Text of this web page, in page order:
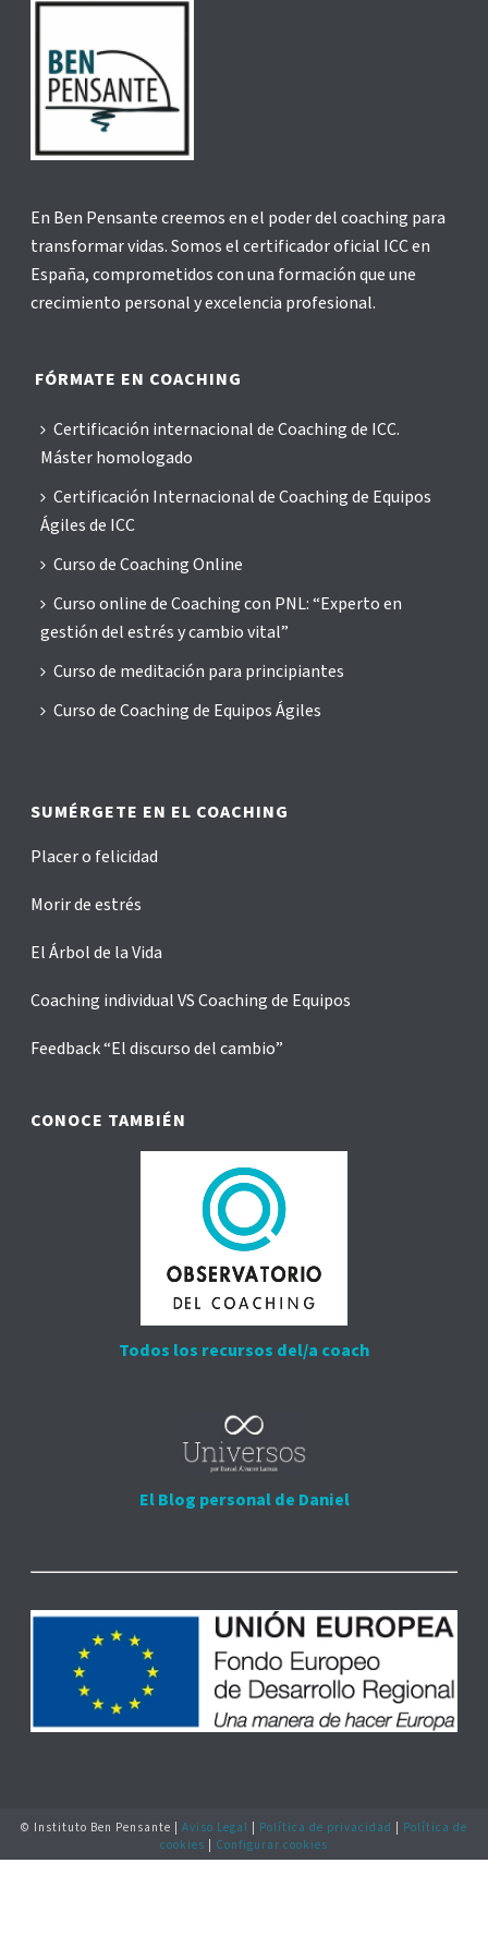
En Ben Pensante creemos en el poder del coaching para
transformar vidas. Somos el certificador oficial ICC en
España, comprometidos con una formación que une
crecimiento personal y excelencia profesional.
FÓRMATE EN COACHING
Certificación internacional de Coaching de ICC.
Máster homologado
Certificación Internacional de Coaching de Equipos
Ágiles de ICC
Curso de Coaching Online
Curso online de Coaching con PNL: “Experto en
gestión del estrés y cambio vital”
Curso de meditación para principiantes
Curso de Coaching de Equipos Ágiles
SUMÉRGETE EN EL COACHING
Placer o felicidad
Morir de estrés
El Árbol de la Vida
Coaching individual VS Coaching de Equipos
Feedback “El discurso del cambio”
CONOCE TAMBIÉN
Todos los recursos del/a coach
El Blog personal de Daniel
© Instituto Ben Pensante | Aviso Legal | Política de privacidad | Política de
cookies | Configurar cookies